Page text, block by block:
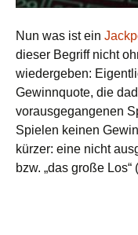
Nun was ist ein
dieser Begriff nicht
wiedergeben:
Gewinnquote, die
vorausgegangenen
Spielen keinen
kürzer: eine nicht
bzw. „das große